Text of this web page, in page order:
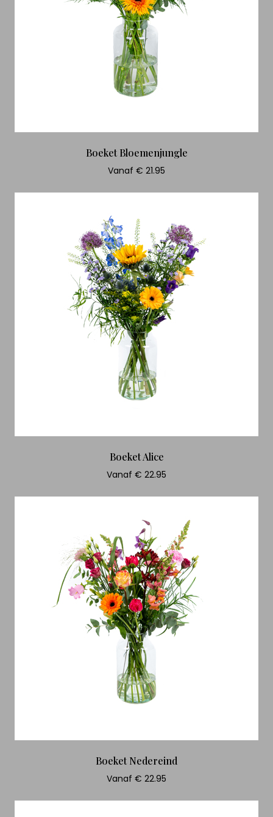
Boeket Bloemenjungle
Vanaf € 21.95
Boeket Alice
Vanaf € 22.95
Boeket Nedereind
Vanaf € 22.95